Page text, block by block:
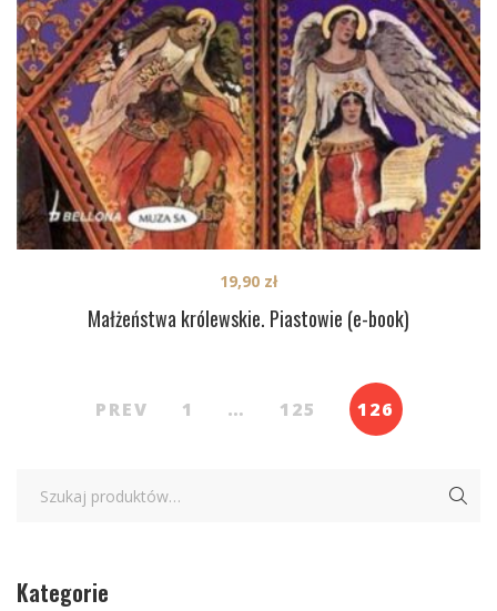
Małżeństwa królewskie. Piastowie (e-book)
19,90 zł
PREV 1 … 125 126
Kategorie